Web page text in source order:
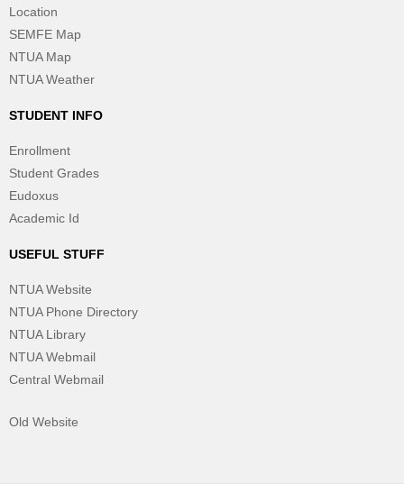
Location
SEMFE Map
NTUA Map
NTUA Weather
STUDENT INFO
Enrollment
Student Grades
Eudoxus
Academic Id
USEFUL STUFF
NTUA Website
NTUA Phone Directory
NTUA Library
NTUA Webmail
Central Webmail
Old Website